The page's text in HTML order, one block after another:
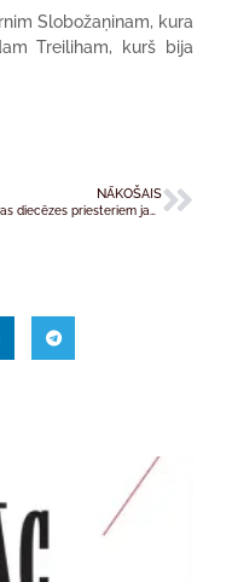
Slobožaņinam, kura
Treiliham, kurš bija
NĀKOŠAIS